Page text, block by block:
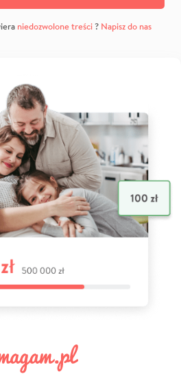
niedozwolone treści? Napisz do nas